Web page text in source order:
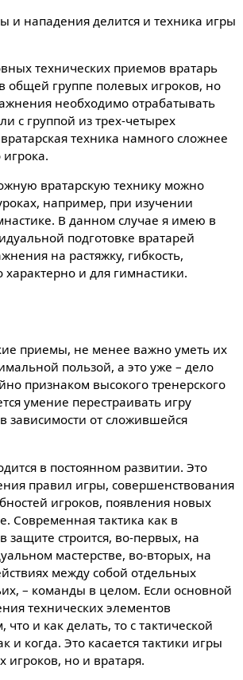
и нападения делится и техника игры
технических приемов вратарь
общей группе полевых игроков, но
необходимо отрабатывать
с группой из трех-четырех
техника намного сложнее
вратарскую технику можно
например, при изучении
В данном случае я имею в
подготовке вратарей
на растяжку, гибкость,
и для гимнастики.
приемы, не менее важно уметь их
пользой, а это уже – дело
признаком высокого тренерского
умение перестраивать игру
зависимости от сложившейся
в постоянном развитии. Это
правил игры, совершенствования
игроков, появления новых
Современная тактика как в
защите строится, во-первых, на
мастерстве, во-вторых, на
между собой отдельных
– команды в целом. Если основной
технических элементов
что и как делать, то с тактической
и когда. Это касается тактики игры
игроков, но и вратаря.